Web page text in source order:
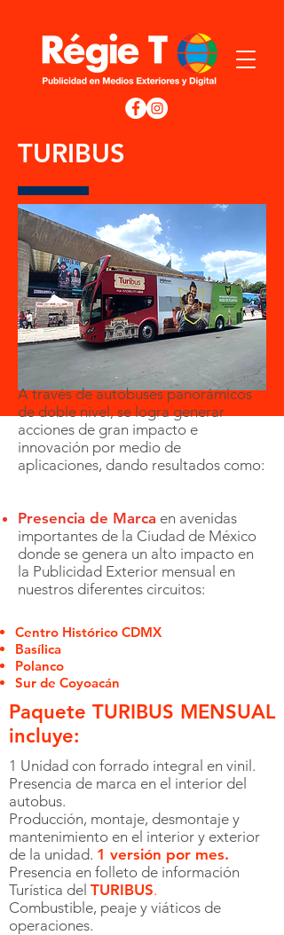
TURIBUS
A través de autobuses panorámicos
de doble nivel, se logra generar
acciones de gran impacto e
innovación por medio de
aplicaciones, dando resultados como:
Presencia de Marca en avenidas
importantes de la Ciudad de México
donde se genera un alto impacto en
la Publicidad Exterior mensual en
nuestros diferentes circuitos:
Centro Histórico CDMX
Basílica
Polanco
Sur de Coyoacán
Paquete TURIBUS MENSUAL
incluye:
1 Unidad con forrado integral en vinil.
Presencia de marca en el interior del
autobus.
Producción, montaje, desmontaje y
mantenimiento en el interior y exterior
de la unidad. 1 versión por mes.
Presencia en folleto de información
Turística del TURIBUS.
Combustible, peaje y viáticos de
operaciones.